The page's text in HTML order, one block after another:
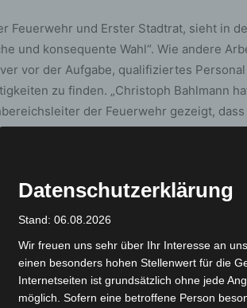
Feuerwehr und Erster Stadtrat, sieht in
und konsequente Wahl“. Wie andere
vor der Aufgabe, qualifiziertes
zu finden. „Christoph Bahlmann
der Feuerwehr gezeigt,
ist ausgezeichnet für die Aufgabe des
Zusammenarbeit.“
Fachbereichsleiter der
Hannover. Er hatte in seiner Laufbahn
der LHH. So leitete er von
Fachbereichsleitung“ und war von 2004
und Service“. Bahlmann gilt als ein
mit viel Erfahrung in der
Datenschutzerklärung
Stand: 06.08.2026
Wir freuen uns sehr über Ihr Interesse an
einen besonders hohen Stellenwert für die
Internetseiten ist grundsätzlich ohne jede
möglich. Sofern eine betroffene Person